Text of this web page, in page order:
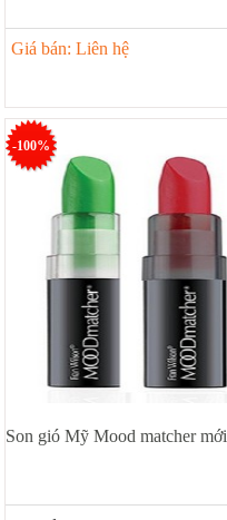
Giá bán: Liên hệ
-100%
Son gió Mỹ Mood matcher mới